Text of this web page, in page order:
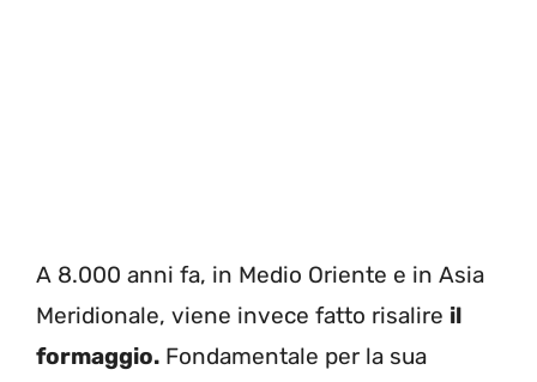
A 8.000 anni fa, in Medio Oriente e in Asia
Meridionale, viene invece fatto risalire il
formaggio. Fondamentale per la sua